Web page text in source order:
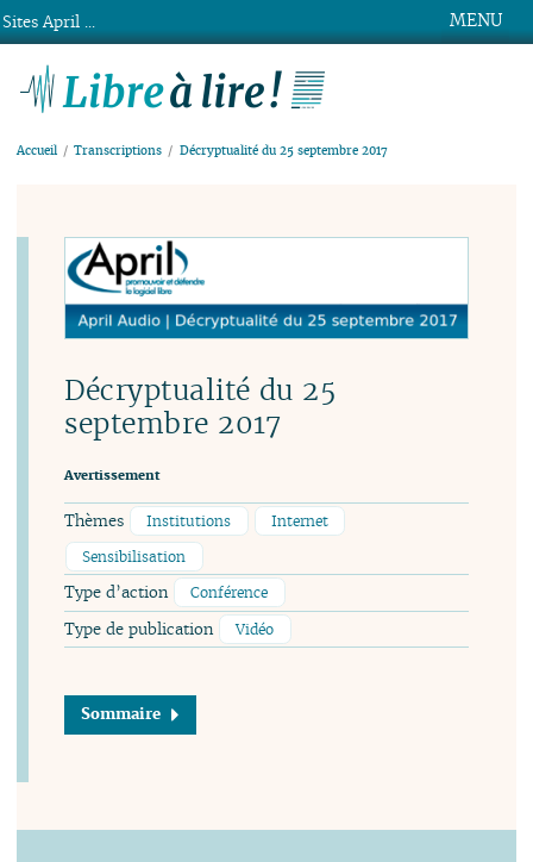
MENU
Accueil Transcriptions Décryptualité du 25 septembre 2017
Décryptualité du 25
septembre 2017
Avertissement
Thèmes Institutions
Internet
Sensibilisation
Type d’action Conférence
Type de publication Vidéo
Sommaire
Sites April ...